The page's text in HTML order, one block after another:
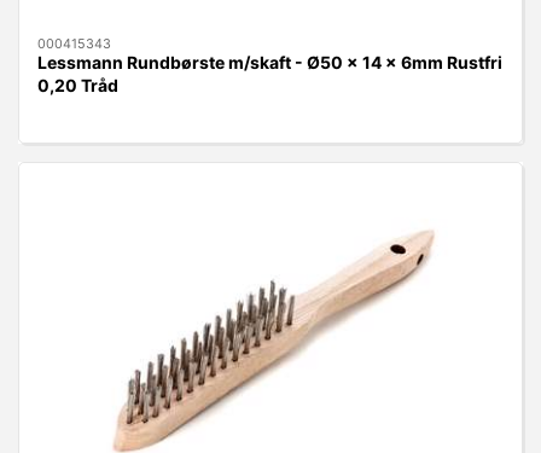
000415343
Lessmann Rundbørste m/skaft - Ø50 x 14 x 6mm Rustfri
0,20 Tråd